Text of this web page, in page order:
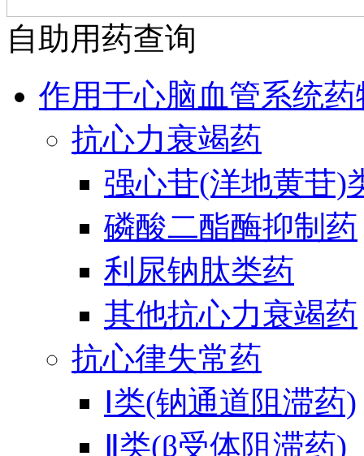
自助用药查询
作用于心脑血管系统药
抗心力衰竭药
强心苷(洋地黄苷)
磷酸二酯酶抑制药
利尿钠肽类药
其他抗心力衰竭药
抗心律失常药
Ⅰ类(钠通道阻滞药)
Ⅱ类(β受体阻滞药)